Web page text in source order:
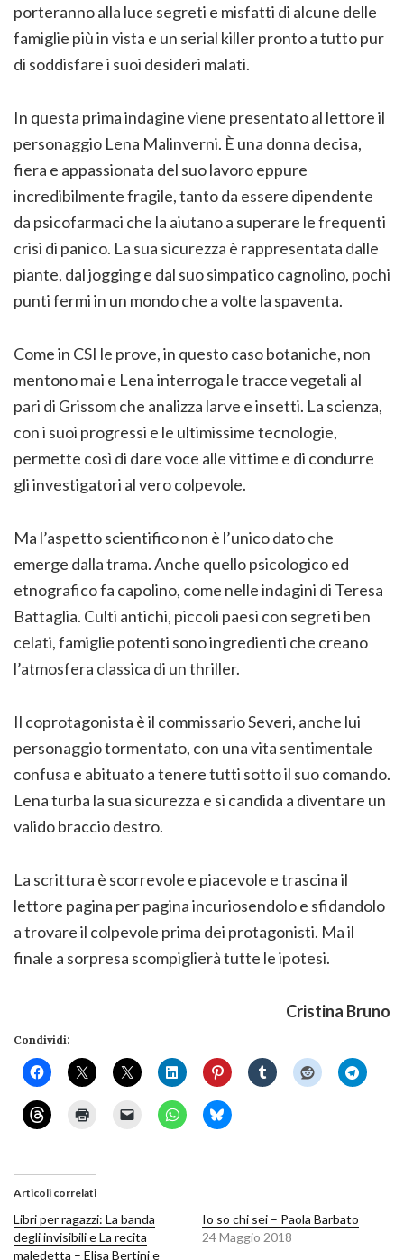
porteranno alla luce segreti e misfatti di alcune delle
famiglie più in vista e un serial killer pronto a tutto pur
di soddisfare i suoi desideri malati.
In questa prima indagine viene presentato al lettore il
personaggio Lena Malinverni. È una donna decisa,
fiera e appassionata del suo lavoro eppure
incredibilmente fragile, tanto da essere dipendente
da psicofarmaci che la aiutano a superare le frequenti
crisi di panico. La sua sicurezza è rappresentata dalle
piante, dal jogging e dal suo simpatico cagnolino, pochi
punti fermi in un mondo che a volte la spaventa.
Come in CSI le prove, in questo caso botaniche, non
mentono mai e Lena interroga le tracce vegetali al
pari di Grissom che analizza larve e insetti. La scienza,
con i suoi progressi e le ultimissime tecnologie,
permette così di dare voce alle vittime e di condurre
gli investigatori al vero colpevole.
Ma l’aspetto scientifico non è l’unico dato che
emerge dalla trama. Anche quello psicologico ed
etnografico fa capolino, come nelle indagini di Teresa
Battaglia. Culti antichi, piccoli paesi con segreti ben
celati, famiglie potenti sono ingredienti che creano
l’atmosfera classica di un thriller.
Il coprotagonista è il commissario Severi, anche lui
personaggio tormentato, con una vita sentimentale
confusa e abituato a tenere tutti sotto il suo comando.
Lena turba la sua sicurezza e si candida a diventare un
valido braccio destro.
La scrittura è scorrevole e piacevole e trascina il
lettore pagina per pagina incuriosendolo e sfidandolo
a trovare il colpevole prima dei protagonisti. Ma il
finale a sorpresa scompiglierà tutte le ipotesi.
Cristina Bruno
Condividi:
Articoli correlati
Libri per ragazzi: La banda
degli invisibili e La recita
maledetta – Elisa Bertini e
Io so chi sei – Paola Barbato
24 Maggio 2018